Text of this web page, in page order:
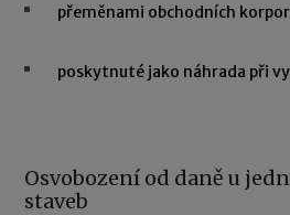
přeměnami obchodních
poskytnuté jako náhrada při
Osvobození od daně u
staveb